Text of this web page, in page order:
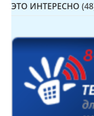
ЭТО ИНТЕРЕСНО